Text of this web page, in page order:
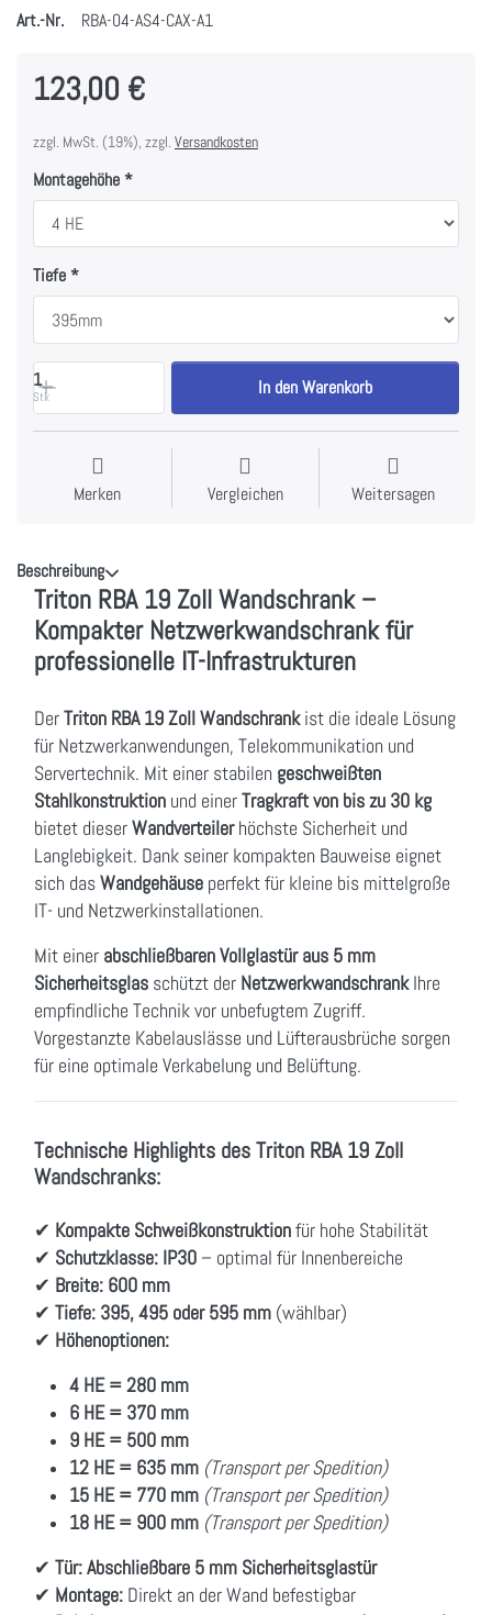
Art.-Nr.
RBA-04-AS4-CAX-A1
123,00 €
zzgl. MwSt. (19%), zzgl. Versandkosten
Montagehöhe
Tiefe
1
Stk In den Warenkorb
Merken Vergleichen Weitersagen
Beschreibung
Triton RBA 19 Zoll Wandschrank –
Kompakter Netzwerkwandschrank für
professionelle IT-Infrastrukturen
DerTriton RBA 19 Zoll Wandschrankist die ideale Lösung
für Netzwerkanwendungen, Telekommunikation und
Servertechnik. Mit einer stabilen geschweißten
Stahlkonstruktion und einerTragkraft von bis zu 30 kg
bietet dieserWandverteilerhöchste Sicherheit und
Langlebigkeit. Dank seiner kompakten Bauweise eignet
sich dasWandgehäuse perfekt für kleine bis mittelgroße
IT- und Netzwerkinstallationen.
Mit einer abschließbaren Vollglastür aus 5 mm
Sicherheitsglas schützt der NetzwerkwandschrankIhre
empfindliche Technik vor unbefugtem Zugriff.
Vorgestanzte Kabelauslässe und Lüfterausbrüche sorgen
für eine optimale Verkabelung und Belüftung.
Technische Highlights des Triton RBA 19 Zoll
Wandschranks:
✔ Kompakte Schweißkonstruktionfür hohe Stabilität
✔ Schutzklasse: IP30 – optimal für Innenbereiche
✔ Breite: 600 mm
✔ Tiefe: 395, 495 oder 595 mm (wählbar)
✔ Höhenoptionen:
4 HE = 280 mm
6 HE = 370 mm
9 HE = 500 mm
12 HE = 635 mm (Transport per Spedition)
15 HE = 770 mm (Transport per Spedition)
18 HE = 900 mm (Transport per Spedition)
✔ Tür:Abschließbare 5 mm Sicherheitsglastür
✔ Montage: Direkt an der Wand befestigbar